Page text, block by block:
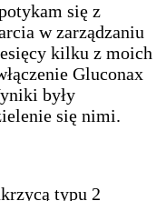
się z
w zarządzaniu
kilku z moich
Gluconax
były
się nimi.
typu 2